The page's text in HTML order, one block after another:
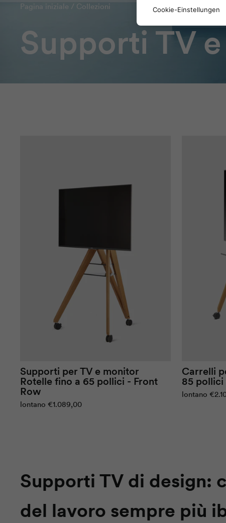
Cookie-Einstellungen
Pagina iniziale / Collezioni
Supporti TV
Supporti per TV e monitor
Rotellefino a 65 pollici - Front
Row
lontano €1.089,00
Carrelli
85 pollici
lontano
Supporti TV di design:
del lavoro sempre più